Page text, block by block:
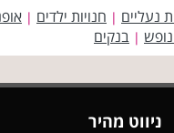
נעליים | חנויות ילדים |
| בנקים
ניווט מהיר